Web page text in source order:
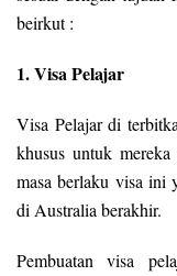
beirkut :
1. Visa Pelajar
Visa Pelajar di
khusus untuk
masa berlaku visa ini
di Australia berakhir.
Pembuatan visa